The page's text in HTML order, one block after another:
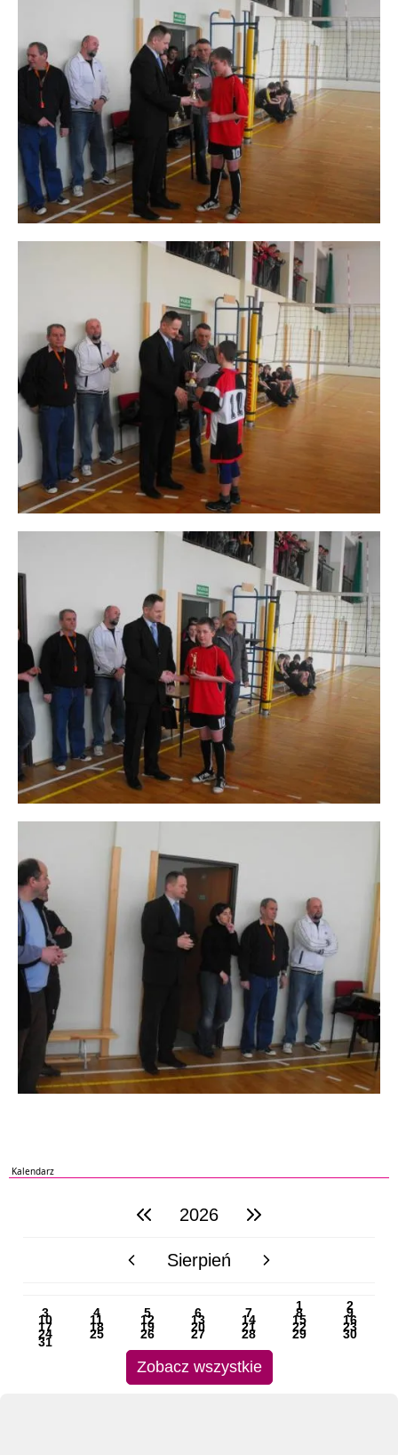
Kalendarz
poprzedni rok2026 następny rok
poprzedni miesiącSierpień następny miesiąc
1 2
3 4 5 6 7 8 9
10 11 12 13 14 15 16
17 18 19 20 21 22 23
24 25 26 27 28 29 30
31
Zobacz wszystkie